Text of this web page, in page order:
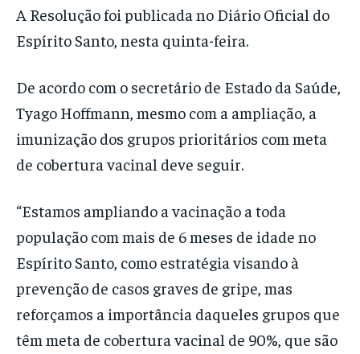
A Resolução foi publicada no Diário Oficial do
Espírito Santo, nesta quinta-feira.
De acordo com o secretário de Estado da Saúde,
Tyago Hoffmann, mesmo com a ampliação, a
imunização dos grupos prioritários com meta
de cobertura vacinal deve seguir.
“Estamos ampliando a vacinação a toda
população com mais de 6 meses de idade no
Espírito Santo, como estratégia visando à
prevenção de casos graves de gripe, mas
reforçamos a importância daqueles grupos que
têm meta de cobertura vacinal de 90%, que são